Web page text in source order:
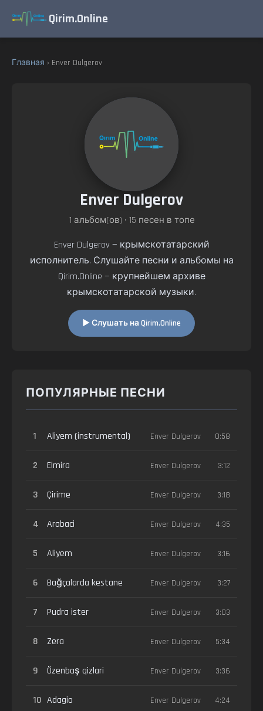
Qirim.Online
Главная › Enver Dulgerov
Enver Dulgerov
1 альбом(ов) • 15 песен в топе
Enver Dulgerov — крымскотатарский
исполнитель. Слушайте песни и альбомы на
Qirim.Online — крупнейшем архиве
крымскотатарской музыки.
▶ Слушать на Qirim.Online
ПОПУЛЯРНЫЕ ПЕСНИ
1 Aliyem (instrumental) Enver Dulgerov 0:58
2 Elmira Enver Dulgerov 3:12
3 Çirime Enver Dulgerov 3:18
4 Arabaci Enver Dulgerov 4:35
5 Aliyem Enver Dulgerov 3:16
6 Bağçalarda kestane Enver Dulgerov 3:27
7 Pudra ister Enver Dulgerov 3:03
8 Zera Enver Dulgerov 5:34
9 Özenbaş qizlari Enver Dulgerov 3:36
10 Adagio Enver Dulgerov 4:24